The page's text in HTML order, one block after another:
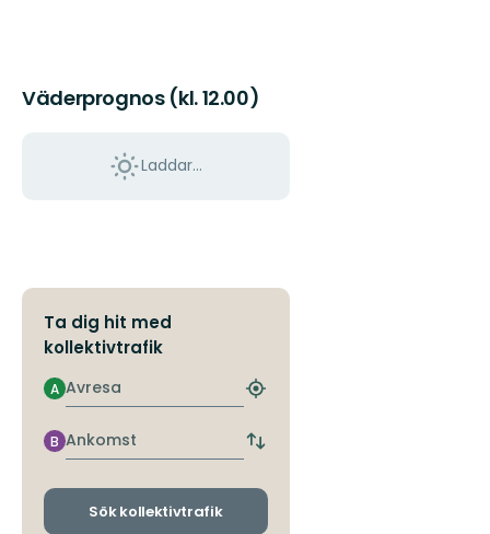
Väderprognos (kl. 12.00)
Laddar...
Ta dig hit med
kollektivtrafik
Avresa
A
Hitta
hållplats
Ankomst
B
Byt
och
Sök kollektivtrafik